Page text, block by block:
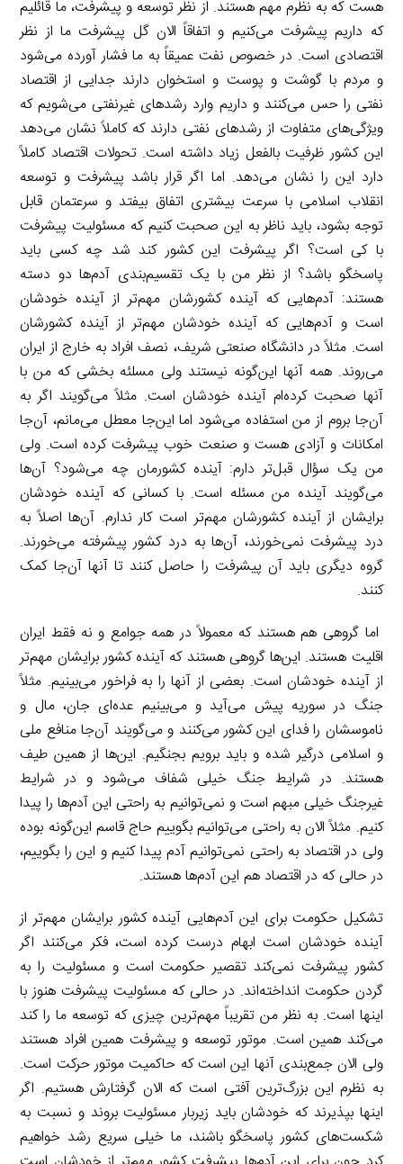
هست که به نظرم مهم هستند. از نظر توسعه و پیشرفت، ما قائلیم
که داریم پیشرفت می‌کنیم و اتفاقاً الان گل پیشرفت ما از نظر
اقتصادی است. در خصوص نفت عمیقاً به ما فشار آورده می‌شود
و مردم با گوشت و پوست و استخوان دارند جدایی از اقتصاد
نفتی را حس می‌کنند و داریم وارد رشدهای غیرنفتی می‌شویم که
ویژگی‌های متفاوت از رشدهای نفتی دارند که کاملاً نشان می‌دهد
این کشور ظرفیت بالفعل زیاد داشته است. تحولات اقتصاد کاملاً
دارد این را نشان می‌دهد. اما اگر قرار باشد پیشرفت و توسعه
انقلاب اسلامی با سرعت بیشتری اتفاق بیفتد و سرعتمان قابل
توجه بشود، باید ناظر به این صحبت کنیم که مسئولیت پیشرفت
با کی است؟ اگر پیشرفت این کشور کند شد چه کسی باید
پاسخگو باشد؟ از نظر من با یک تقسیم‌بندی آدم‌ها دو دسته
هستند: آدم‌هایی که آینده کشورشان مهم‌تر از آینده خودشان
است و آدم‌هایی که آینده خودشان مهم‌تر از آینده کشورشان
است. مثلاً در دانشگاه صنعتی شریف، نصف افراد به خارج از ایران
می‌روند. همه آنها این‌گونه نیستند ولی مسلئه بخشی که من با
آنها صحبت کرده‌ام آینده خودشان است. مثلاً می‌گویند اگر به
آن‌جا بروم از من استفاده می‌شود اما این‌جا معطل می‌مانم، آن‌جا
امکانات و آزادی هست و صنعت خوب پیشرفت کرده است. ولی
من یک سؤال قبل‌تر دارم: آینده کشورمان چه می‌شود؟ آن‌ها
می‌گویند آینده من مسئله است. با کسانی که آینده خودشان
برایشان از آینده کشورشان مهم‌تر است کار ندارم. آن‌ها اصلاً به
درد پیشرفت نمی‌خورند، آن‌ها به درد کشور پیشرفته می‌خورند.
گروه دیگری باید آن پیشرفت را حاصل کنند تا آنها آن‌جا کمک
کنند.
اما گروهی هم هستند که معمولاً در همه جوامع و نه فقط ایران
اقلیت هستند. این‌ها گروهی هستند که آینده کشور برایشان مهم‌تر
از آینده خودشان است. بعضی از آنها را به فراخور می‌بینیم. مثلاً
جنگ در سوریه پیش می‌آید و می‌بینیم عده‌ای جان، مال و
ناموسشان را فدای این کشور می‌کنند و می‌گویند آن‌جا منافع ملی
و اسلامی درگیر شده و باید برویم بجنگیم. این‌ها از همین طیف
هستند. در شرایط جنگ خیلی شفاف می‌شود و در شرایط
غیرجنگ خیلی مبهم است و نمی‌توانیم به راحتی این آدم‌ها را پیدا
کنیم. مثلاً الان به راحتی می‌توانیم بگوییم حاج قاسم این‌گونه بوده
ولی در اقتصاد به راحتی نمی‌توانیم آدم پیدا کنیم و این را بگوییم،
در حالی که در اقتصاد هم این آدم‌ها هستند.
تشکیل حکومت برای این آدم‌هایی آینده کشور برایشان مهم‌تر از
آینده خودشان است ابهام درست کرده است، فکر می‌کنند اگر
کشور پیشرفت نمی‌کند تقصیر حکومت است و مسئولیت را به
گردن حکومت انداخته‌اند. در حالی که مسئولیت پیشرفت هنوز با
اینها است. به نظر من تقریباً مهم‌ترین چیزی که توسعه ما را کند
می‌کند همین است. موتور توسعه و پیشرفت همین افراد هستند
ولی الان جمع‌بندی آنها این است که حاکمیت موتور حرکت است.
به نظرم این بزرگ‌ترین آفتی است که الان گرفتارش هستیم. اگر
اینها بپذیرند که خودشان باید زیربار مسئولیت بروند و نسبت به
شکست‌های کشور پاسخگو باشند، ما خیلی سریع رشد خواهیم